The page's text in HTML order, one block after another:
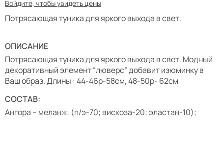
Войдите, чтобы увидеть цены
Потрясающая туника для яркого выхода в свет.
ОПИСАНИЕ
Потрясающая туника для яркого выхода в свет. Модный
декоративный элемент “люверс” добавит изюминку в
Ваш образ. Длины : 44-46р-58см, 48-50р- 62см
СОСТАВ:
Ангора – меланж: (п/э-70; вискоза-20; эластан-10);